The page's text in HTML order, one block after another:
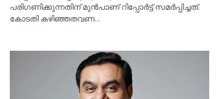
പരിഗണിക്കുന്നതിന് മുൻപാണ് റിപ്പോർട്ട് സമർപ്പിച്ചത്.
കോടതി കഴിഞ്ഞതവണ…